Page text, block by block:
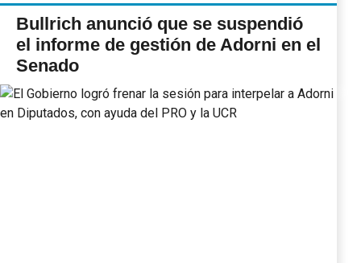
Bullrich anunció que se suspendió
el informe de gestión de Adorni en el
Senado